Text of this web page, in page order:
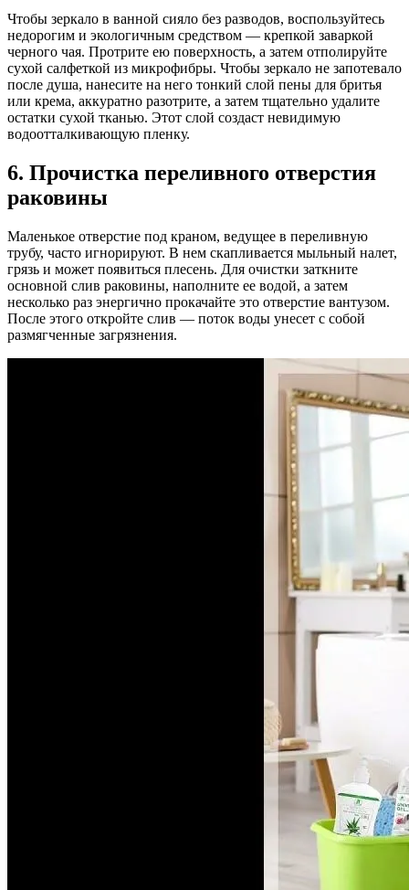
Чтобы зеркало в ванной сияло без разводов, воспользуйтесь
недорогим и экологичным средством — крепкой заваркой
черного чая. Протрите ею поверхность, а затем отполируйте
сухой салфеткой из микрофибры. Чтобы зеркало не запотевало
после душа, нанесите на него тонкий слой пены для бритья
или крема, аккуратно разотрите, а затем тщательно удалите
остатки сухой тканью. Этот слой создаст невидимую
водоотталкивающую пленку.
6. Прочистка переливного отверстия
раковины
Маленькое отверстие под краном, ведущее в переливную
трубу, часто игнорируют. В нем скапливается мыльный налет,
грязь и может появиться плесень. Для очистки заткните
основной слив раковины, наполните ее водой, а затем
несколько раз энергично прокачайте это отверстие вантузом.
После этого откройте слив — поток воды унесет с собой
размягченные загрязнения.